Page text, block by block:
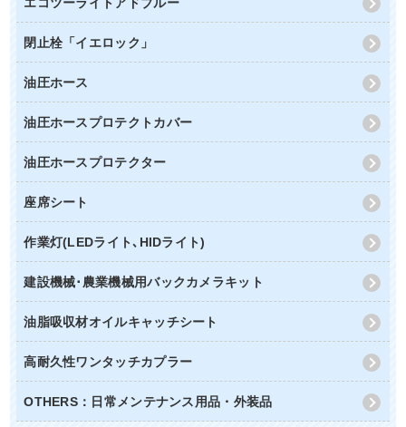
閉止栓「イエロック」
油圧ホース
油圧ホースプロテクトカバー
油圧ホースプロテクター
座席シート
作業灯(LEDライト､HIDライト)
建設機械･農業機械用バックカメラキット
油脂吸収材オイルキャッチシート
高耐久性ワンタッチカプラー
OTHERS：日常メンテナンス用品・外装品